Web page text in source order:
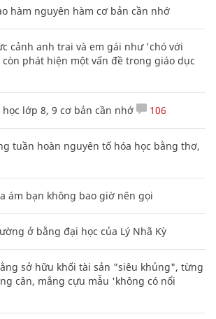
hàm nguyên hàm cơ bản cần nhớ
cảnh anh trai và em gái như 'chó với
phát hiện một vấn đề trong giáo dục
học lớp 8, 9 cơ bản cần nhớ 106
tuần hoàn nguyên tố hóa học bằng thơ,
ám bạn không bao giờ nên gọi
ở bằng đại học của Lý Nhã Kỳ
sở hữu khối tài sản "siêu khủng", từng
cân, mắng cựu mẫu 'không có nổi